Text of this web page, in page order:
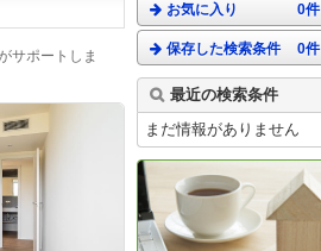
サポートしま
お気に入り 0件
保存した検索条件 0件
最近の検索条件
まだ情報がありません